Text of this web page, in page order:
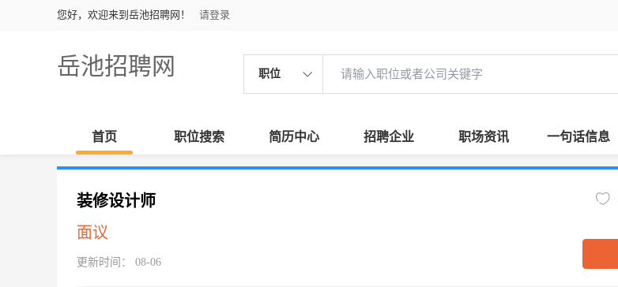
您好，欢迎来到岳池招聘网！ 请登录
岳池招聘网 职位
首页 职位搜索 简历中心 招聘企业 职场资讯 一句话信息
装修设计师
面议
更新时间： 08-06